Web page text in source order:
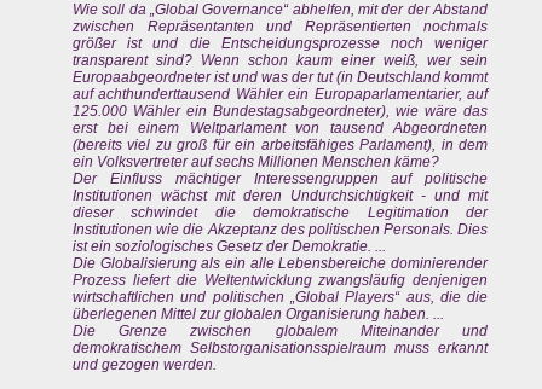
Wie soll da „Global Governance“ abhelfen, mit der der Abstand
zwischen Repräsentanten und Repräsentierten nochmals
größer ist und die Entscheidungsprozesse noch weniger
transparent sind? Wenn schon kaum einer weiß, wer sein
Europaabgeordneter ist und was der tut (in Deutschland kommt
auf achthunderttausend Wähler ein Europaparlamentarier, auf
125.000 Wähler ein Bundestagsabgeordneter), wie wäre das
erst bei einem Weltparlament von tausend Abgeordneten
(bereits viel zu groß für ein arbeitsfähiges Parlament), in dem
ein Volksvertreter auf sechs Millionen Menschen käme?
Der Einfluss mächtiger Interessengruppen auf politische
Institutionen wächst mit deren Undurchsichtigkeit - und mit
dieser schwindet die demokratische Legitimation der
Institutionen wie die Akzeptanz des politischen Personals. Dies
ist ein soziologisches Gesetz der Demokratie. ...
Die Globalisierung als ein alle Lebensbereiche dominierender
Prozess liefert die Weltentwicklung zwangsläufig denjenigen
wirtschaftlichen und politischen „Global Players“ aus, die die
überlegenen Mittel zur globalen Organisierung haben. ...
Die Grenze zwischen globalem Miteinander und
demokratischem Selbstorganisationsspielraum muss erkannt
und gezogen werden.